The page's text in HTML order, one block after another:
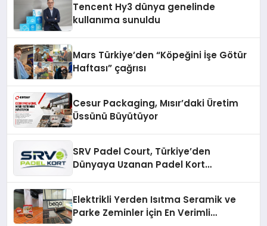
Tencent Hy3 dünya genelinde
kullanıma sunuldu
Mars Türkiye’den “Köpeğini İşe Götür
Haftası” çağrısı
Cesur Packaging, Mısır’daki Üretim
Üssünü Büyütüyor
SRV Padel Court, Türkiye’den
Dünyaya Uzanan Padel Kort
Elektrikli Yerden Isıtma Seramik ve
Parke Zeminler İçin En Verimli